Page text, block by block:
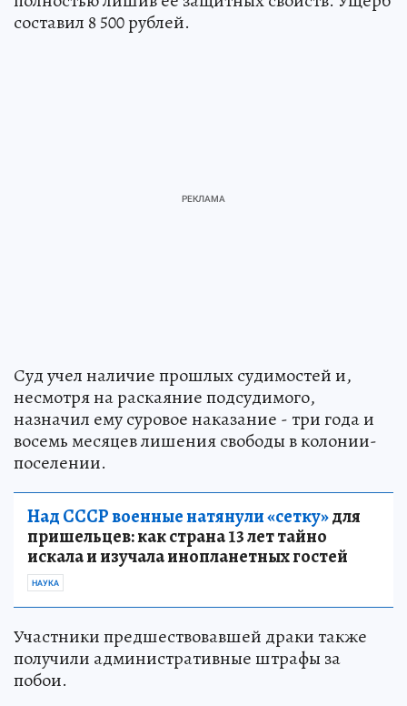
составил 8 500 рублей.
Суд учел наличие прошлых судимостей и,
несмотря на раскаяние подсудимого,
назначил ему суровое наказание - три года и
восемь месяцев лишения свободы в колонии-
поселении.
Над СССР военные натянули «сетку»для
пришельцев: как страна 13 лет тайно
искала и изучала инопланетных гостей
НАУКА
Участники предшествовавшей драки также
получили административные штрафы за
побои.